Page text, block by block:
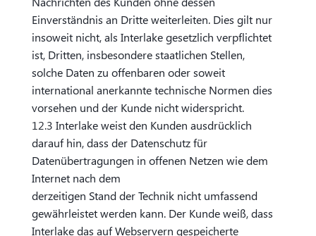
Einverständnis an Dritte weiterleiten. Dies gilt nur
insoweit nicht, als Interlake gesetzlich verpflichtet
ist, Dritten, insbesondere staatlichen Stellen,
solche Daten zu offenbaren oder soweit
international anerkannte technische Normen dies
vorsehen und der Kunde nicht widerspricht.
12.3 Interlake weist den Kunden ausdrücklich
darauf hin, dass der Datenschutz für
Datenübertragungen in offenen Netzen wie dem
Internet nach dem
derzeitigen Stand der Technik nicht umfassend
gewährleistet werden kann. Der Kunde weiß, dass
Interlake das auf Webservern gespeicherte